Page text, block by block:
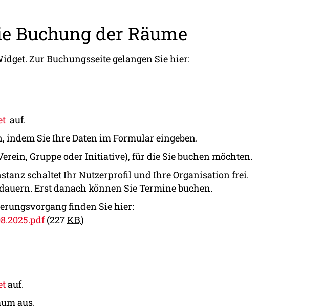
Buchung der Räume
Zur Buchungsseite gelangen Sie hier:
auf.
indem Sie Ihre Daten im Formular eingeben.
Gruppe oder Initiative), für die Sie buchen möchten.
schaltet Ihr Nutzerprofil und Ihre Organisation frei.
Erst danach können Sie Termine buchen.
finden Sie hier:
(227KB)
auf.
aus.